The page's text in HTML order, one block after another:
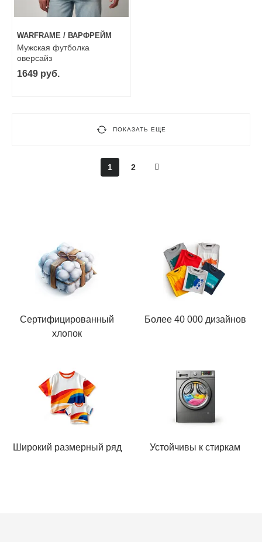
WARFRAME / ВАРФРЕЙМ
Мужская футболка
оверсайз
1649 руб.
ПОКАЗАТЬ ЕЩЕ
1 2
Сертифицированный
хлопок
Более 40 000 дизайнов
Широкий размерный ряд Устойчивы к стиркам